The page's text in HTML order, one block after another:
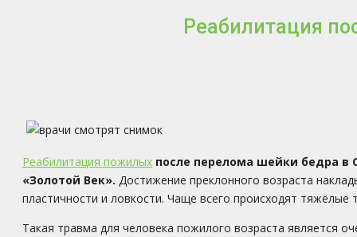
Реабилитация
Реабилитация пожилых после перелома шейки бедра
«Золотой Век». Достижение преклонного возраста
пластичности и ловкости. Чаще всего происходят тяжёлые
Такая травма для человека пожилого возраста является